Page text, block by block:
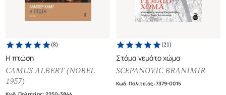
(8)
Η πτώση
CAMUS ALBERT (NOBEL
1957)
(21)
Στόμα γεμάτο χώμα
SCEPANOVIC BRANIMIR
Κωδ. Πολιτείας:7379-0015